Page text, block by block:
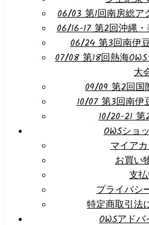
06/03 第1回南房総
06/16-17 第2回沖縄
06/24 第3回南伊
07/08 第18回熱海
大
09/09 第2回国
10/07 第3回南伊
10/20-21
OWSショ
マイア
お買い
支
プライバシ
特定商取引法
OWSアド